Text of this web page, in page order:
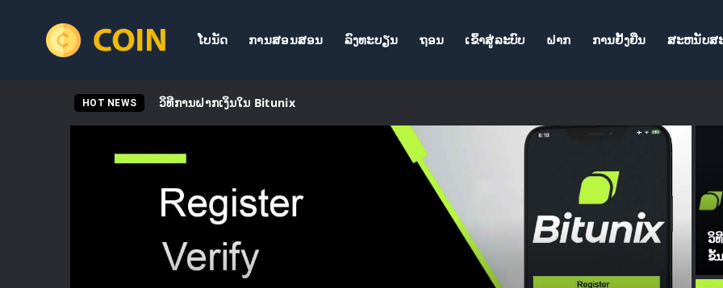
ໂບນັດ ການສອນສອນ ລົງທະບຽນ ຖອນ ເຂົ້າ​ສູ່​ລະ​ບົບ ຝາກ ການຢັ້ງຢືນ ສະຫນັບສ
HOT NEWS ວິທີການຝາກເງິນໃນ Bitunix
ວິ
ຂັ້